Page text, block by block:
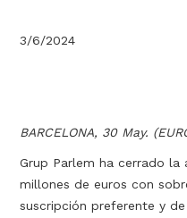
3/6/2024
BARCELONA, 30 May.
Grup Parlem ha cerrado
millones de euros con
suscripción preferente y